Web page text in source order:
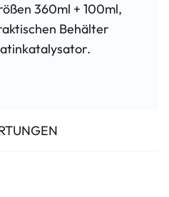
360ml + 100ml,
Behälter